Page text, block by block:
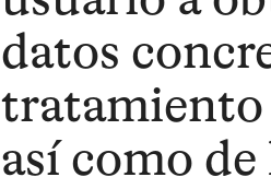
datos
tratamiento
así como